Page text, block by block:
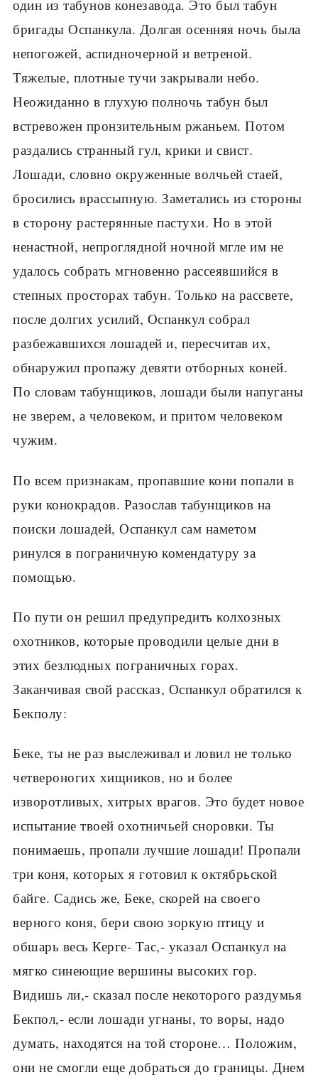
один из табунов конезавода. Это был табун
бригады Оспанкула. Долгая осенняя ночь была
непогожей, аспидно­черной и ветреной.
Тяжелые, плотные тучи закрывали небо.
Неожиданно в глухую полночь табун был
встревожен пронзительным ржаньем. Потом
раздались странный гул, крики и свист.
Лошади, словно окруженные волчьей стаей,
бросились врассыпную. Заметались из стороны
в сторону растерянные пастухи. Но в этой
ненастной, непроглядной ночной мгле им не
удалось собрать мгновенно рассеявшийся в
степных просторах табун. Только на рассвете,
после долгих усилий, Оспанкул собрал
разбежавшихся лошадей и, пересчитав их,
обнаружил пропажу девяти отборных коней.
По словам табунщиков, лошади были напуганы
не зверем, а человеком, и притом человеком
чужим.
По всем признакам, пропавшие кони попали в
руки конокрадов. Разослав табунщиков на
поиски лошадей, Оспанкул сам наметом
ринулся в пограничную комендатуру за
помощью.
По пути он решил предупредить колхозных
охотников, которые проводили целые дни в
этих безлюдных пограничных горах.
Заканчивая свой рассказ, Оспанкул обратился к
Бекполу:
Беке, ты не раз выслеживал и ловил не только
четвероногих хищников, но и более
изворотливых, хитрых врагов. Это будет новое
испытание твоей охотничьей сноровки. Ты
понимаешь, пропали лучшие лошади! Пропали
три коня, которых я готовил к октябрьской
байге. Садись же, Беке, скорей на своего
верного коня, бери свою зоркую птицу и
обшарь весь Керге- Тас,- указал Оспанкул на
мягко синеющие вершины высоких гор.
Видишь ли,- сказал после некоторого раздумья
Бекпол,- если лошади угнаны, то воры, надо
думать, находятся на той стороне… Положим,
они не смогли еще добраться до границы. Днем